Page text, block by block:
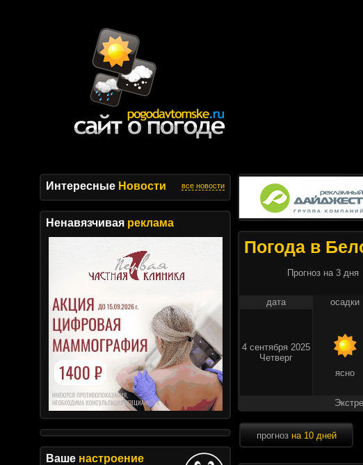
Интересные Новости все новости
Ненавязчивая реклама
Ваше настроение
Погода в
Прогноз на 3 дня
дата осадки
4 сентября 2025
Четверг
ясно
прогноз на 10 дней